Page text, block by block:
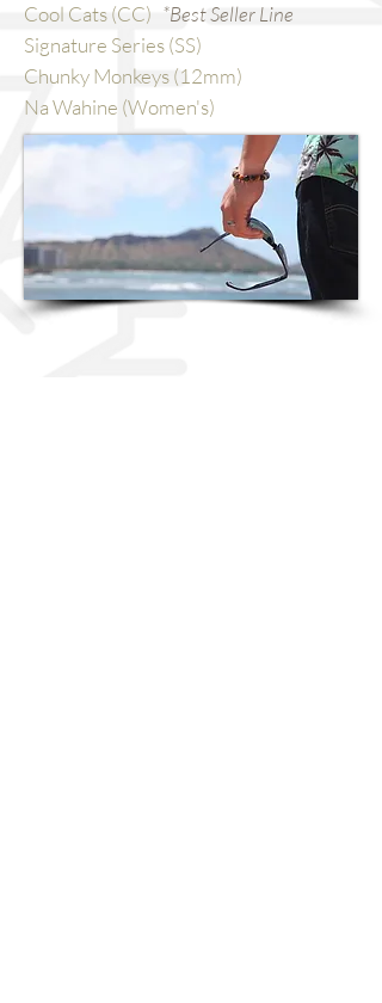
Cool Cats (CC) *Best Seller Line
Signature Series (SS)
Chunky Monkeys (12mm)
Na Wahine (Women's)